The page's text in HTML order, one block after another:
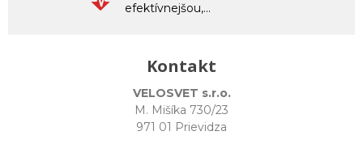
efektívnejšou,...
Kontakt
VELOSVET s.r.o.
M. Mišíka 730/23
971 01 Prievidza